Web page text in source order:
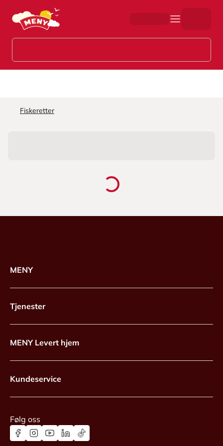
Hopp til hovedinnhold
Fiskeretter
MENY
Tjenester
MENY Levert hjem
Kundeservice
Følg oss